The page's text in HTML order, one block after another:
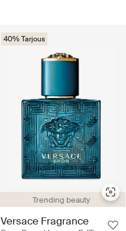
Trending beauty
40% Tarjous
Versace Fragrance